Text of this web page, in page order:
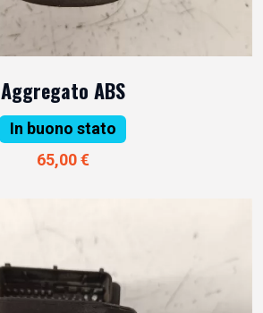
Aggregato ABS
In buono stato
65,00 €